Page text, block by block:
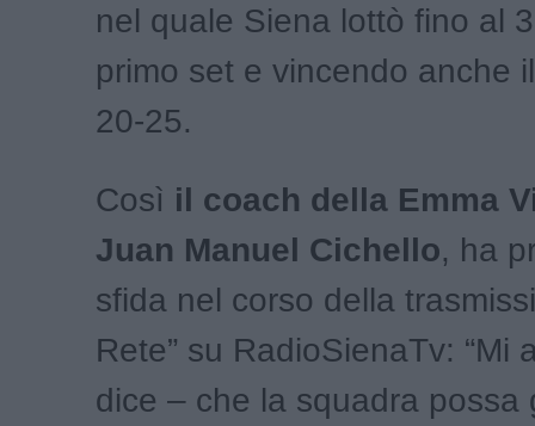
nel quale Siena lottò fino al
primo set e vincendo anche
20-25.
Così il coach della Emma
Juan Manuel Cichello, ha
sfida nel corso della
Rete” su RadioSienaTv: “Mi
dice – che la squadra possa